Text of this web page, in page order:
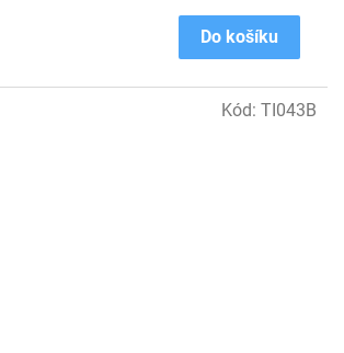
Do košíku
Kód: TI043B